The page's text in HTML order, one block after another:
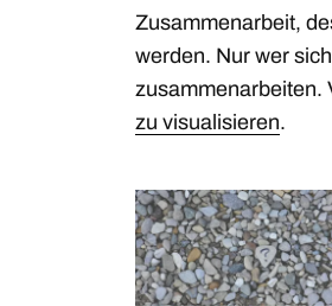
Zusammenarbeit,
werden. Nur wer
zusammenarbeiten.
zu visualisieren.